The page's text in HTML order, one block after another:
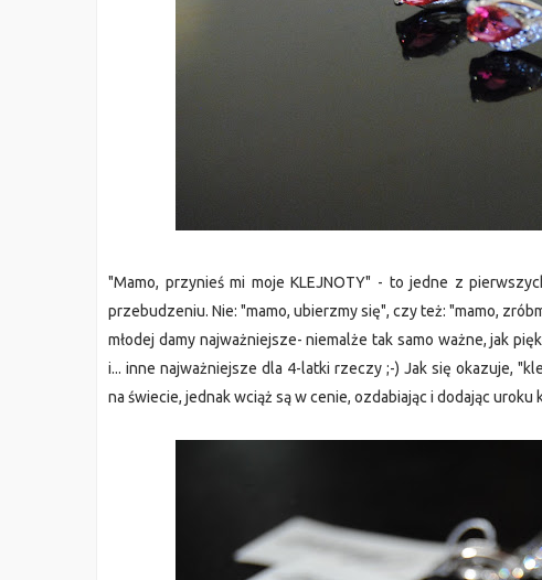
"Mamo, przynieś mi moje KLEJNOTY" - to jedne z
przebudzeniu. Nie: "mamo, ubierzmy się", czy też: "mamo,
młodej damy najważniejsze- niemalże tak samo ważne, jak
i... inne najważniejsze dla 4-latki rzeczy ;-) Jak się okazuje,
na świecie, jednak wciąż są w cenie, ozdabiając i dodając uroku